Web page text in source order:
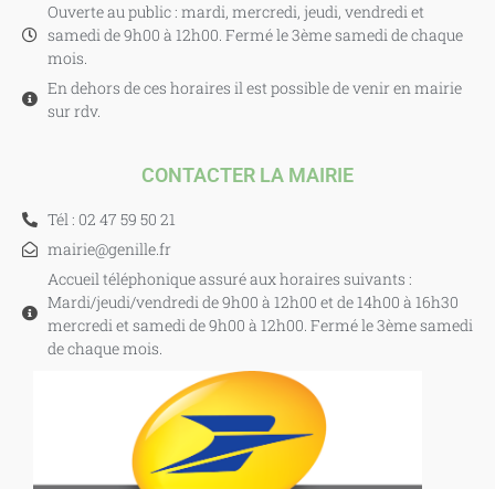
Ouverte au public : mardi, mercredi, jeudi, vendredi et
samedi de 9h00 à 12h00. Fermé le 3ème samedi de chaque
mois.
En dehors de ces horaires il est possible de venir en mairie
sur rdv.
CONTACTER LA MAIRIE
Tél : 02 47 59 50 21
mairie@genille.fr
Accueil téléphonique assuré aux horaires suivants :
Mardi/jeudi/vendredi de 9h00 à 12h00 et de 14h00 à 16h30
mercredi et samedi de 9h00 à 12h00. Fermé le 3ème samedi
de chaque mois.